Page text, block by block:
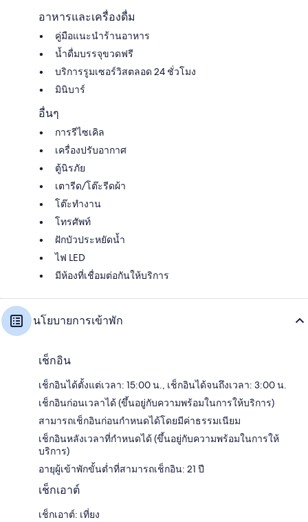
อาหารและเครื่องดื่ม
คู่มือแนะนำร้านอาหาร
น้ำดื่มบรรจุขวดฟรี
บริการรูมเซอร์วิสตลอด 24 ชั่วโมง
มินิบาร์
อื่นๆ
การรีไซเคิล
เครื่องปรับอากาศ
ตู้นิรภัย
เตารีด/โต๊ะรีดผ้า
โต๊ะทำงาน
โทรศัพท์
ฝักบัวประหยัดน้ำ
ไฟ LED
มีห้องที่เชื่อมต่อกันให้บริการ
นโยบายการเข้าพัก
เช็กอิน
เช็กอินได้ตั้งแต่เวลา: 15:00 น., เช็กอินได้จนถึงเวลา: 3:00 น.
เช็กอินก่อนเวลาได้ (ขึ้นอยู่กับความพร้อมในการให้บริการ)
สามารถเช็กอินก่อนกำหนดได้โดยมีค่าธรรมเนียม
เช็กอินหลังเวลาที่กำหนดได้ (ขึ้นอยู่กับความพร้อมในการให้
บริการ)
อายุผู้เข้าพักขั้นต่ำที่สามารถเช็กอิน: 21 ปี
เช็กเอาต์
เช็กเอาต์: เที่ยง